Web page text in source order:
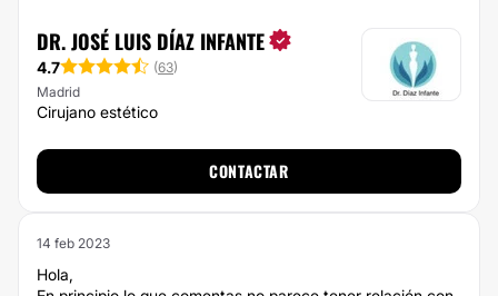
DR. JOSÉ LUIS DÍAZ INFANTE
4.7 (63)
Madrid
Cirujano estético
CONTACTAR
14 feb 2023
Hola,